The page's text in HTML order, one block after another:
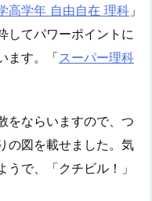
高学年 自由自在 理科 」
してパワーポイントに
ます。「スーパー理科
をならいますので、つ
の図を載せました。気
で、「クチビル！」